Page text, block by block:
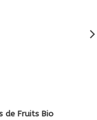
de Fruits Bio